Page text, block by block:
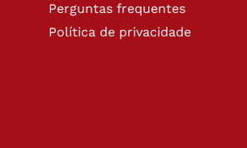
Perguntas frequentes
Política de privacidade